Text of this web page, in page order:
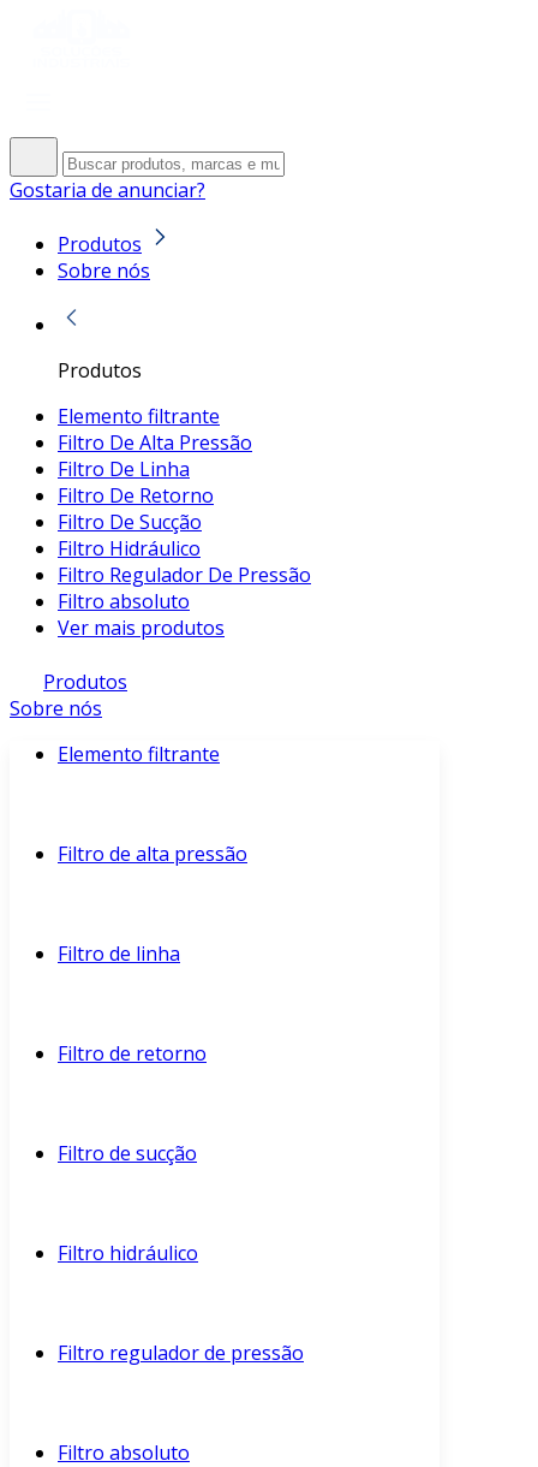
Gostaria de anunciar?
Produtos
Sobre nós
Produtos
Elemento filtrante
Filtro De Alta Pressão
Filtro De Linha
Filtro De Retorno
Filtro De Sucção
Filtro Hidráulico
Filtro Regulador De Pressão
Filtro absoluto
Ver mais produtos
Produtos
Sobre nós
Elemento filtrante
Filtro de alta pressão
Filtro de linha
Filtro de retorno
Filtro de sucção
Filtro hidráulico
Filtro regulador de pressão
Filtro absoluto